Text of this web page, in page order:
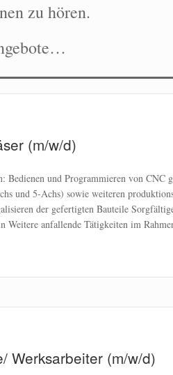
zu hören.
(m/w/d)
Bedienen und Programmieren von CNC
und 5-Achs) sowie weiteren
der gefertigten Bauteile
Weitere anfallende Tätigkeiten im
Werksarbeiter (m/w/d)